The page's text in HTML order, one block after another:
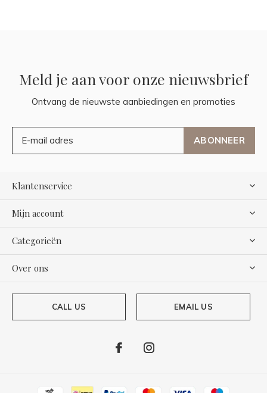
Meld je aan voor onze nieuwsbrief
Ontvang de nieuwste aanbiedingen en promoties
ABONNEER
Klantenservice
Mijn account
Categorieën
Over ons
CALL US EMAIL US